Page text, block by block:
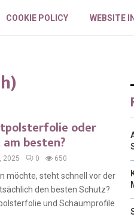
COOKIE POLICY WEBSITE
oder
besten?
2025 0 650
möchte, steht schnell vor der
den besten Schutz?
und Schaumprofile